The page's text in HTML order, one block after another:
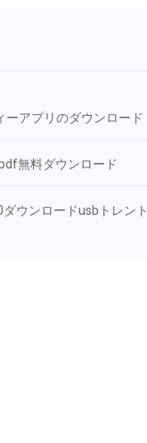
ーアプリのダウンロード
無料ダウンロード
ウンロードusbトレント